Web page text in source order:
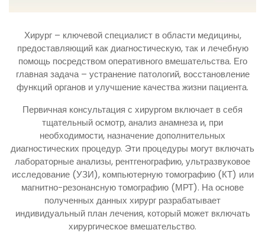
Хирург – ключевой специалист в области медицины,
предоставляющий как диагностическую, так и лечебную
помощь посредством оперативного вмешательства. Его
главная задача – устранение патологий, восстановление
функций органов и улучшение качества жизни пациента.
Первичная консультация с хирургом включает в себя
тщательный осмотр, анализ анамнеза и, при
необходимости, назначение дополнительных
диагностических процедур. Эти процедуры могут включать
лабораторные анализы, рентгенографию, ультразвуковое
исследование (УЗИ), компьютерную томографию (КТ) или
магнитно-резонансную томографию (МРТ). На основе
полученных данных хирург разрабатывает
индивидуальный план лечения, который может включать
хирургическое вмешательство.